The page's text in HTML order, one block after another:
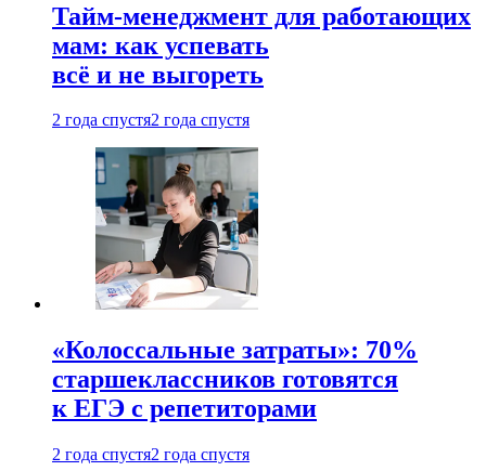
Тайм-менеджмент для работающих
мам: как успевать
всё и не выгореть
2 года спустя2 года спустя
«Колоссальные затраты»: 70%
старшеклассников готовятся
к ЕГЭ с репетиторами
2 года спустя2 года спустя